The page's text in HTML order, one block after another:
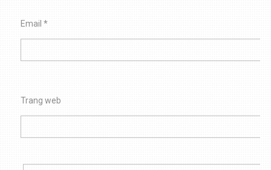
Email*
Trang web